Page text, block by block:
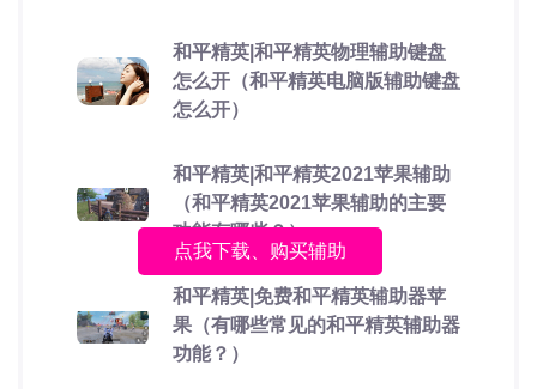
和平精英|和平精英物理辅助键盘
怎么开（和平精英电脑版辅助键盘
怎么开）
和平精英|和平精英2021苹果辅助
（和平精英2021苹果辅助的主要
功能有哪些？）
和平精英|免费和平精英辅助器苹
果（有哪些常见的和平精英辅助器
功能？）
点我下载、购买辅助